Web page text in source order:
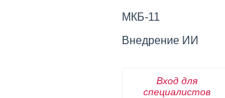
МКБ-11
Внедрение ИИ
Вход для
специалистов